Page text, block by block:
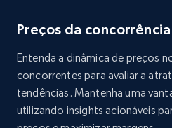
1.9K+ 322+
Amazon products search
Asin, URL, Name,
Preços da concorrência
Entenda a dinâmica de preços
concorrentes para avaliar a
tendências. Mantenha uma
utilizando insights acionáveis